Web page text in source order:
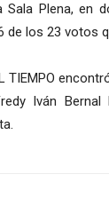
Plena, en
de los 23 votos
TIEMPO
Iván Bernal